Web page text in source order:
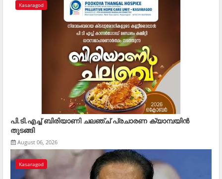
Kasaragod
പി.ടി.എച്ച് ബിരിയാണി ചലഞ്ച് പ്രചാരണ ക്യാമ്പയിൻ
തുടങ്ങി
August 06, 2026
Kasaragod